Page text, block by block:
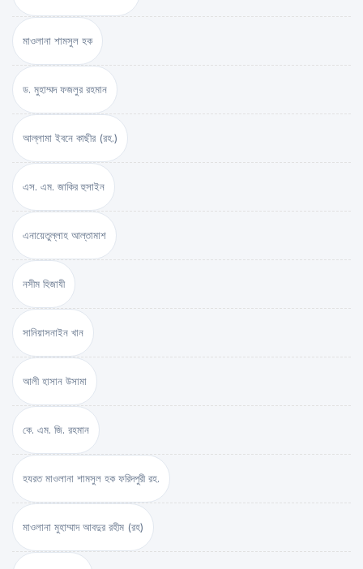
মাওলানা শামসুল হক
ড. মুহাম্মদ ফজলুর রহমান
আল্লামা ইবনে কাছীর (রহ.)
এস. এম. জাকির হুসাইন
এনায়েতুল্লাহ আল্‌তামাশ
নসীম হিজাযী
সানিয়াসনাইন খান
আলী হাসান উসামা
কে. এম. জি. রহমান
হযরত মাওলানা শামসুল হক ফরিদপুরী রহ.
মাওলানা মুহাম্মাদ আবদুর রহীম (রহ)